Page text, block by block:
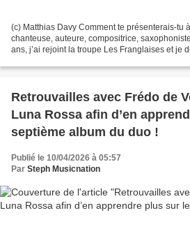
(c) Matthias Davy Comment te présenterais-tu
chanteuse, auteure, compositrice,
ans, j’ai rejoint la troupe Les Franglaises et je
Retrouvailles avec Frédo de
Luna Rossa afin d’en
septième album du duo !
Publié le 10/04/2026 à 05:57
Par Steph Musicnation